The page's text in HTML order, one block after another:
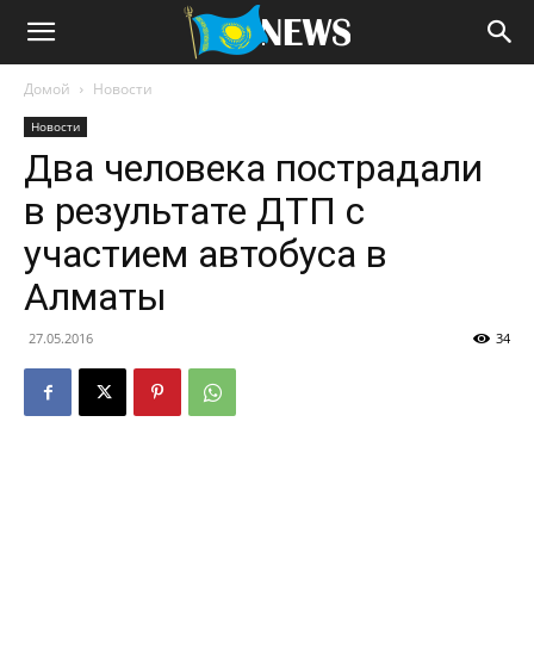
Домой Новости
Новости
Два человека пострадали
в результате ДТП с
участием автобуса в
Алматы
27.05.2016 34